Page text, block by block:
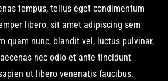
tempus, tellus eget condimentum
libero, sit amet adipiscing sem
quam nunc, blandit vel, luctus pulvinar,
nec odio et ante tincidunt
ut libero venenatis faucibus.